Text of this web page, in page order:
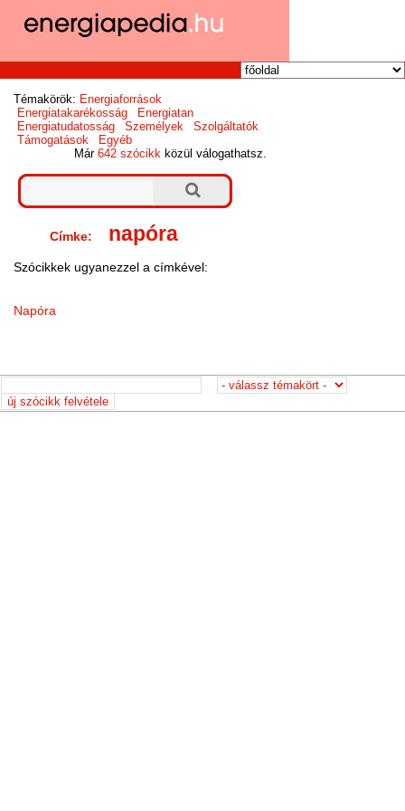
Témakörök: Energiaforrások
Energiatakarékosság
Energiatan
Energiatudatosság
Személyek
Szolgáltatók
Támogatások
Egyéb
Már642 szócikk közül válogathatsz.
Címke: napóra
Szócikkek ugyanezzel a címkével:
Napóra